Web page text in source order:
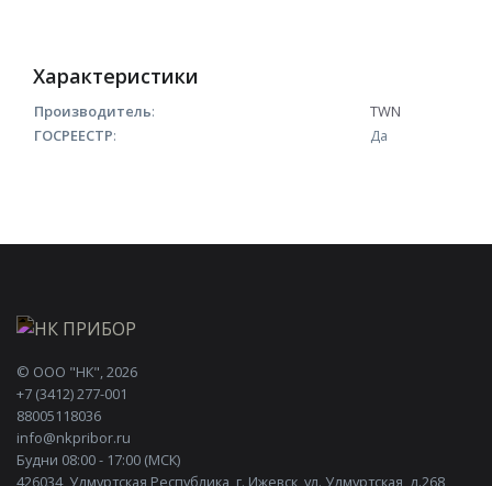
Характеристики
Производитель:
TWN
ГОСРЕЕСТР: Да
© ООО "НК", 2026
+7 (3412) 277-001
88005118036
info@nkpribor.ru
Будни 08:00 - 17:00 (МСК)
426034, Удмуртская Республика, г. Ижевск, ул. Удмуртская, д.268